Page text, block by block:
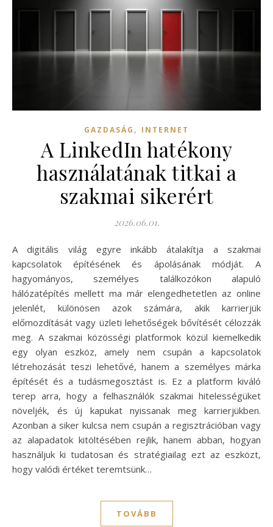
GAZDASÁG , INTERNET
A LinkedIn hatékony
használatának titkai a
szakmai sikerért
2026.06.01.
A digitális világ egyre inkább átalakítja a szakmai
kapcsolatok építésének és ápolásának módját. A
hagyományos, személyes találkozókon alapuló
hálózatépítés mellett ma már elengedhetetlen az online
jelenlét, különösen azok számára, akik karrierjük
előmozdítását vagy üzleti lehetőségek bővítését célozzák
meg. A szakmai közösségi platformok közül kiemelkedik
egy olyan eszköz, amely nem csupán a kapcsolatok
létrehozását teszi lehetővé, hanem a személyes márka
építését és a tudásmegosztást is. Ez a platform kiváló
terep arra, hogy a felhasználók szakmai hitelességüket
növeljék, és új kapukat nyissanak meg karrierjükben.
Azonban a siker kulcsa nem csupán a regisztrációban vagy
az alapadatok kitöltésében rejlik, hanem abban, hogyan
használjuk ki tudatosan és stratégiailag ezt az eszközt,
hogy valódi értéket teremtsünk…
TOVÁBB